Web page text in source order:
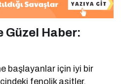
Güzel Haber:
başlayanlar için iyi bir
fenolik asitler,